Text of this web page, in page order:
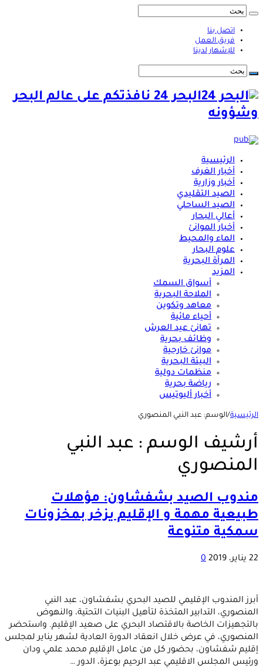
اتصل بنا
فريق العمل
للإشهار لدينا
البحر 24 نافذتكم على عالم البحر
وشؤونه
الرئيسية
أخبار الغرف
أخبار وزارية
الصيد التقليدي
الصيد الساحلي
أعالي البحار
أخبار الموانئ
الماء والمحيط
علوم البحار
المرأة البحرية
المزيد
أسواق السمك
الملاحة البحرية
معاهد وتكوين
أحياء مائية
تهانئ عيد العرش
وظائف بحرية
موانئ خارجية
البيئة البحرية
منظمات دولية
رياضة بحرية
أخبار أليوتيس
الرئيسية/الوسم: عبد النبي المنصوري
أرشيف الوسم : عبد النبي
المنصوري
مندوب الصيد بشفشاون: مؤهلات
طبيعية مهمة و الإقليم يزخر بمخزونات
سمكية متنوعة
22 يناير، 2019 0
أبرز المندوب الإقليمي للصيد البحري بشفشاون، عبد النبي
المنصوري، التدابير المتخذة لتأهيل البنيات التحتية، والنهوض
بالتجهيزات الخاصة بالاقتصاد البحري على صعيد الإقليم. واستحضر
المنصوري، في عرض خلال انعقاد الدورة العادية لشهر يناير لمجلس
إقليم شفشاون، بحضور كل من عامل الإقليم محمد علمي ودان
ورئيس المجلس الاقليمي عبد الرحيم بوعزة، الدور …